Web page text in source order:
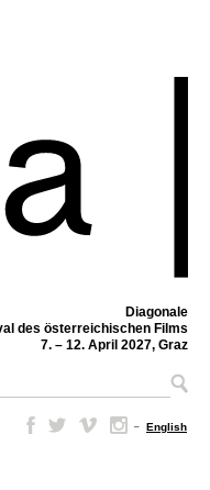
Diagonale
des österreichischen Films
7. – 12. April 2027, Graz
– English